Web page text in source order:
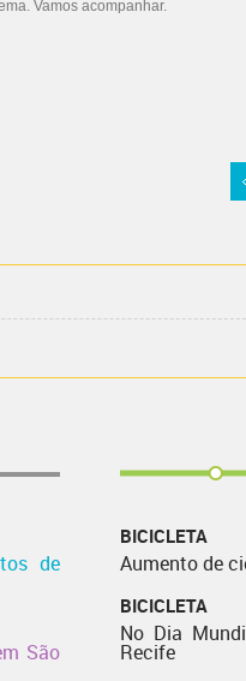
Vamos acompanhar.
de
São
BICICLETA
Aumento de
BICICLETA
No Dia
Recife